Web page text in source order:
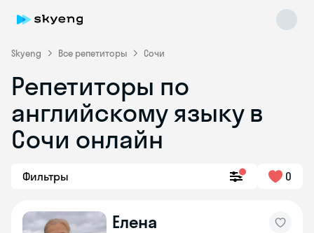
Skyeng Все репетиторы Сочи
Репетиторы по
английскому языку в
Сочи онлайн
Фильтры 0
Елена
Skyeng Chat